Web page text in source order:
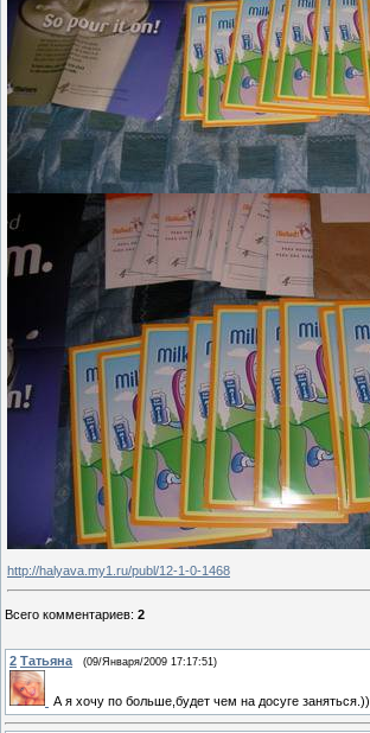
http://halyava.my1.ru/publ/12-1-0-1468
Всего комментариев: 2
2 Татьяна (09/Января/2009 17:17:51)
А я хочу по больше,будет чем на досуге заняться.))